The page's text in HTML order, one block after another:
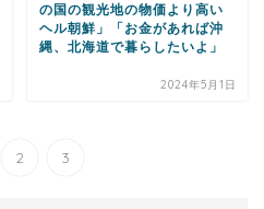
の国の観光地の物価より高い
ヘル朝鮮」「お金があれば沖
縄、北海道で暮らしたいよ」
2024年5月1日
2 3